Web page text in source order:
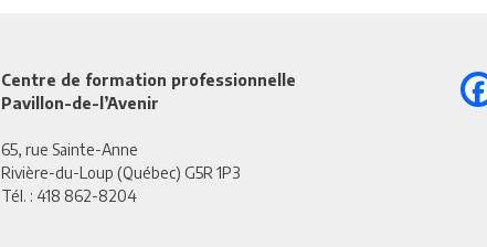
Centre de formation professionnelle
Pavillon-de-l’Avenir
65, rue Sainte-Anne
Rivière-du-Loup (Québec) G5R 1P3
Tél. : 418 862-8204